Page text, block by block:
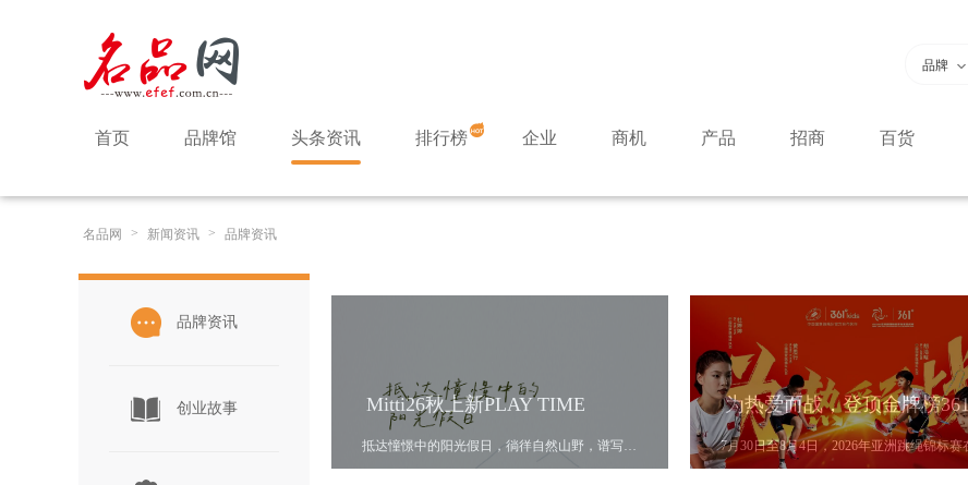
品牌
首页 品牌馆 头条资讯 排行榜 企业 商机 产品 招商 百货
名品网 > 新闻资讯 > 品牌资讯
品牌资讯
创业故事 Mitti26秋上新PLAY TIME
抵达憧憬中的阳光假日，徜徉自然山野，谱写季节的诗意。